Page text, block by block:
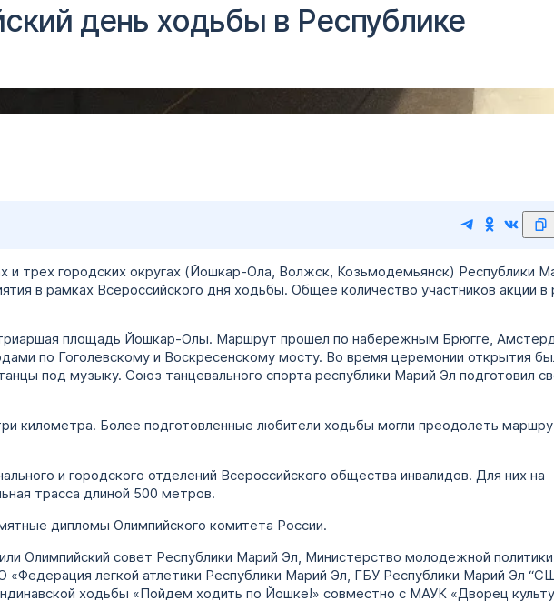
день ходьбы в Республике
и трех городских округах (Йошкар-Ола, Волжск, Козьмодемьянск) Республики
в рамках Всероссийского дня ходьбы. Общее количество участников акции в
площадь Йошкар-Олы. Маршрут прошел по набережным Брюгге,
по Гоголевскому и Воскресенскому мосту. Во время церемонии открытия
под музыку. Союз танцевального спорта республики Марий Эл подготовил
километра. Более подготовленные любители ходьбы могли преодолеть
и городского отделений Всероссийского общества инвалидов. Для них на
трасса длиной 500 метров.
дипломы Олимпийского комитета России.
Олимпийский совет Республики Марий Эл, Министерство молодежной политики
легкой атлетики Республики Марий Эл, ГБУ Республики Марий Эл
ходьбы «Пойдем ходить по Йошке!» совместно с МАУК «Дворец